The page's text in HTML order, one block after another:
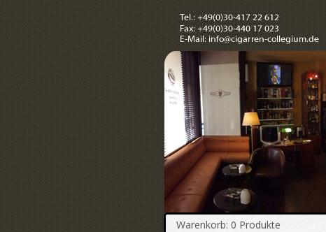
Warenkorb: 0 Produkte